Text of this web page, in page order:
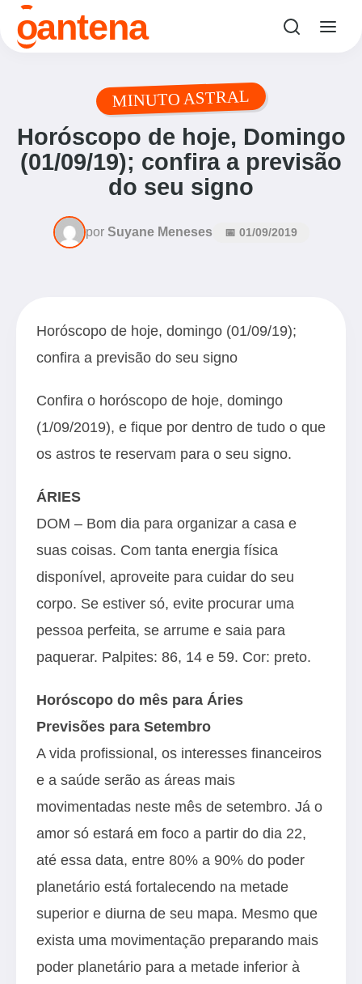
oantena
MINUTO ASTRAL
Horóscopo de hoje, Domingo
(01/09/19); confira a previsão
do seu signo
por Suyane Meneses 📅 01/09/2019
Horóscopo de hoje, domingo (01/09/19);
confira a previsão do seu signo
Confira o horóscopo de hoje, domingo
(1/09/2019), e fique por dentro de tudo o que
os astros te reservam para o seu signo.
ÁRIES
DOM – Bom dia para organizar a casa e
suas coisas. Com tanta energia física
disponível, aproveite para cuidar do seu
corpo. Se estiver só, evite procurar uma
pessoa perfeita, se arrume e saia para
paquerar. Palpites: 86, 14 e 59. Cor: preto.
Horóscopo do mês para Áries
Previsões para Setembro
A vida profissional, os interesses financeiros
e a saúde serão as áreas mais
movimentadas neste mês de setembro. Já o
amor só estará em foco a partir do dia 22,
até essa data, entre 80% a 90% do poder
planetário está fortalecendo na metade
superior e diurna de seu mapa. Mesmo que
exista uma movimentação preparando mais
poder planetário para a metade inferior à